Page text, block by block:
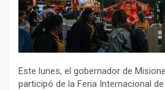
Este lunes, el gobernador de
participó de la Feria Internacional